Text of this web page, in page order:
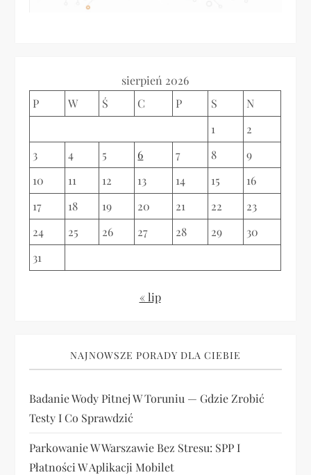
p
i
s
u
sierpień 2026
P
W Ś C P S
N
1
2
3
4 5 6 7 8
9
10
11 12 13 14 15
16
17
18 19 20 21 22
23
24
25 26 27 28 29
30
31
« lip
NAJNOWSZE PORADY DLA CIEBIE
Badanie Wody Pitnej W Toruniu — Gdzie Zrobić
Testy I Co Sprawdzić
Parkowanie W Warszawie Bez Stresu: SPP I
Płatności W Aplikacji Mobilet